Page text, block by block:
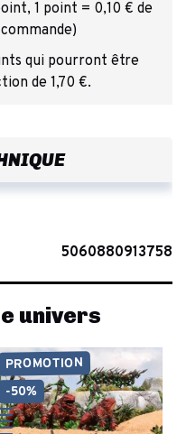
1 point = 0,10 € de
qui pourront être
de 1,70 €.
5060880913758
univers
PROMOTION
-50%